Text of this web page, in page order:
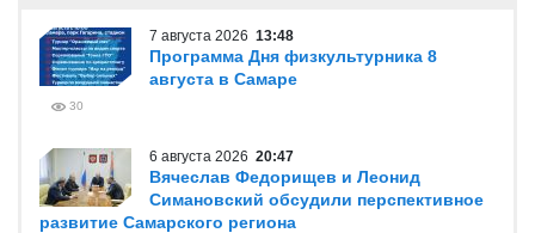
7 августа 2026 13:48
Программа Дня физкультурника 8
августа в Самаре
30
6 августа 2026 20:47
Вячеслав Федорищев и Леонид
Симановский обсудили перспективное
развитие Самарского региона